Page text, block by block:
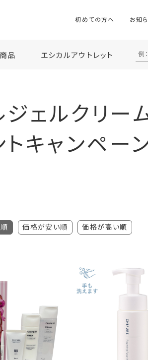
初めての方へ お知
品 エシカルアウトレット
ェルクリー
トキャンペー
価格が安い順 価格が高い順